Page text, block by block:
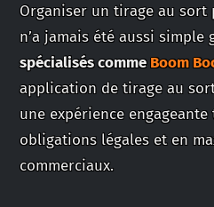
Organiser un tirage au sort
n’a jamais été aussi simple
spécialisés commeBoom
application de tirage au
une expérience
obligations légales et en
commerciaux.